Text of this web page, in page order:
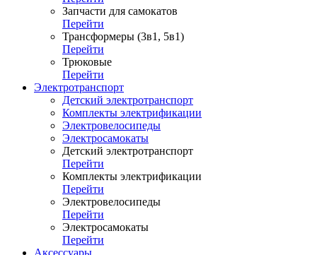
Запчасти для самокатов
Перейти
Трансформеры (3в1, 5в1)
Перейти
Трюковые
Перейти
Электротранспорт
Детский электротранспорт
Комплекты электрификации
Электровелосипеды
Электросамокаты
Детский электротранспорт
Перейти
Комплекты электрификации
Перейти
Электровелосипеды
Перейти
Электросамокаты
Перейти
Аксессуары